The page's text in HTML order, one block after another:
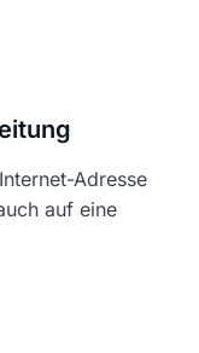
Adresse
auf eine